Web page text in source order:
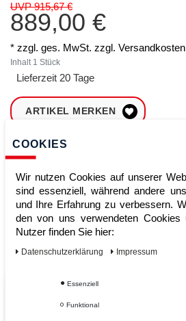
UVP 915,67 €
889,00 €
* zzgl. ges. MwSt. zzgl. Versandkosten
Inhalt 1 Stück
Lieferzeit 20 Tage
ARTIKEL MERKEN
ZUM WARENKORB
Sofort lieferbar
Kauf auf Rechnung
COOKIES
Wir nutzen Cookies auf unserer
sind essenziell, während andere
und Ihre Erfahrung zu verbessern.
den von uns verwendeten
Nutzer finden Sie hier:
Daten­schutz­erklärung Impressum
Essenziell
Funktional